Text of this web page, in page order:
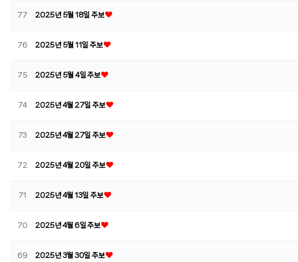
77 2025년 5월 18일 주보
76 2025년 5월 11일 주보
75 2025년 5월 4일 주보
74 2025년 4월 27일 주보
73 2025년 4월 27일 주보
72 2025년 4월 20일 주보
71 2025년 4월 13일 주보
70 2025년 4월 6일 주보
69 2025년 3월 30일 주보